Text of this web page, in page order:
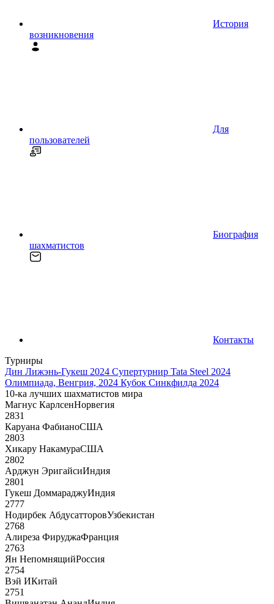
История
возникновения
Для
пользователей
Биография
шахматистов
Контакты
Турниры
Дин Лижэнь-Гукеш 2024 Супертурнир Tata Steel 2024
Олимпиада, Венгрия, 2024 Кубок Синкфилда 2024
10-ка лучших шахматистов мира
Магнус КарлсенНорвегия
2831
Каруана ФабианоСША
2803
Хикару НакамураСША
2802
Арджун ЭригайсиИндия
2801
Гукеш ДоммараджуИндия
2777
Нодирбек АбдусатторовУзбекистан
2768
Алиреза ФируджаФранция
2763
Ян НепомнящийРоссия
2754
Вэй ИКитай
2751